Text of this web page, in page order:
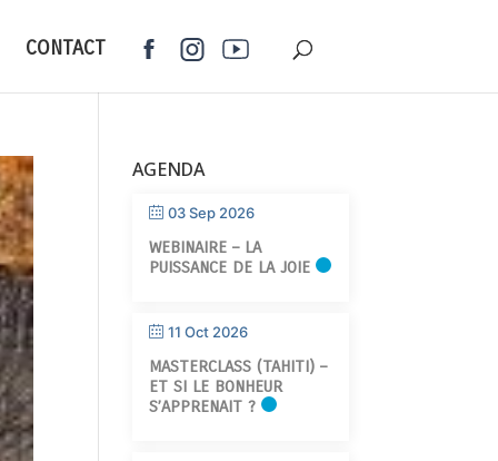
CONTACT
AGENDA
03 Sep 2026
WEBINAIRE – LA
PUISSANCE DE LA JOIE
11 Oct 2026
MASTERCLASS (TAHITI) –
ET SI LE BONHEUR
S’APPRENAIT ?